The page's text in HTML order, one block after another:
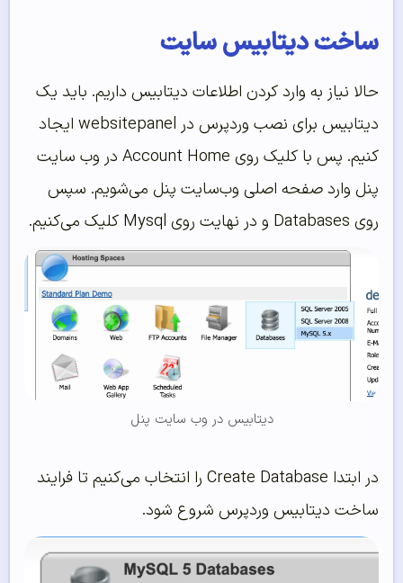
ساخت دیتابیس سایت
حالا نیاز به وارد کردن اطلاعات دیتابیس داریم. باید یک
دیتابیس برای نصب وردپرس در websitepanel ایجاد
کنیم. پس با کلیک روی Account Home در وب سایت
پنل وارد صفحه اصلی وب‌سایت پنل می‌شویم. سپس
روی Databases و در نهایت روی Mysql کلیک می‌کنیم.
دیتابیس در وب سایت پنل
در ابتدا Create Database را انتخاب می‌کنیم تا فرایند
ساخت دیتابیس وردپرس شروع شود.